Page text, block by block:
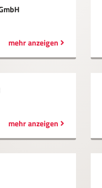
mehr anzeigen
mehr anzeigen